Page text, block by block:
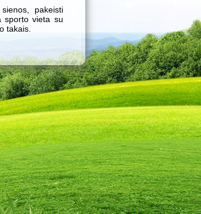
pakeisti
sporto vieta su
takais.